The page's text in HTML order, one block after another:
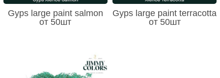
Gyps large paint salmon
от 50шт
Gyps large paint terracotta
от 50шт